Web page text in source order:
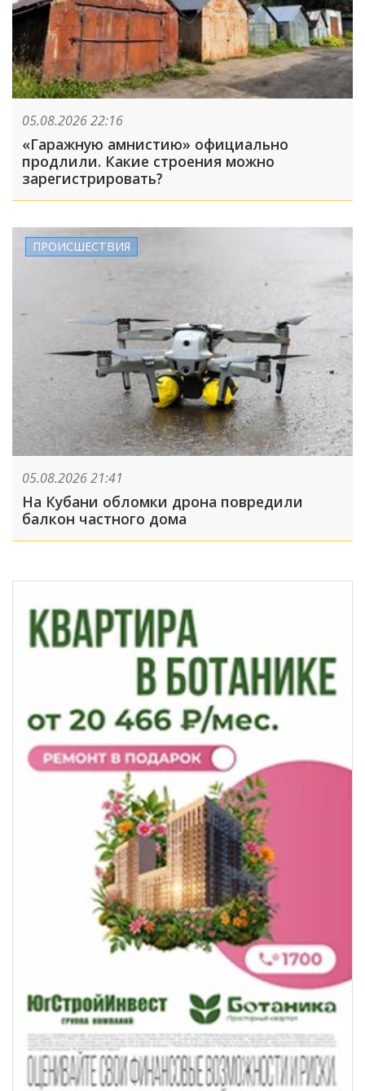
05.08.2026 22:16
«Гаражную амнистию» официально
продлили. Какие строения можно
зарегистрировать?
ПРОИСШЕСТВИЯ
05.08.2026 21:41
На Кубани обломки дрона повредили
балкон частного дома